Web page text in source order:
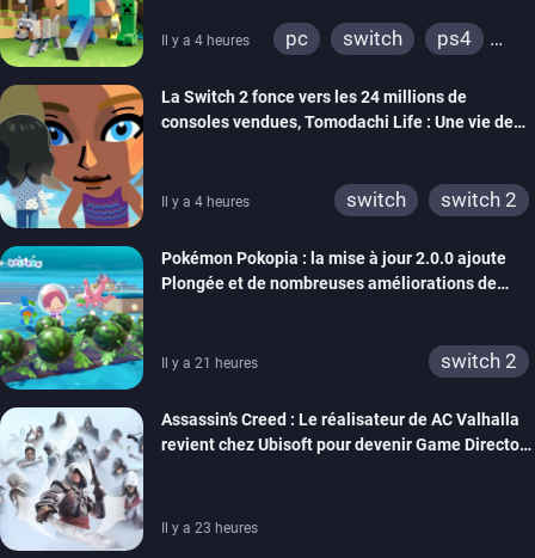
Il y a 4 heures pc switch
ps4
wiiu
3ds
ps3
xbox 360
switch 2
La Switch 2 fonce vers les 24 millions de
consoles vendues, Tomodachi Life : Une vie de
Il y a 4 heures switch switch 2
Pokémon Pokopia : la mise à jour 2.0.0 ajoute
Plongée et de nombreuses améliorations de
Il y a 21 heures switch 2
Assassin’s Creed : Le réalisateur de AC Valhalla
revient chez Ubisoft pour devenir Game Director
Il y a 23 heures